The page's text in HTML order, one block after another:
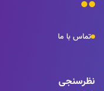
تماس با ما
نظرسنجی